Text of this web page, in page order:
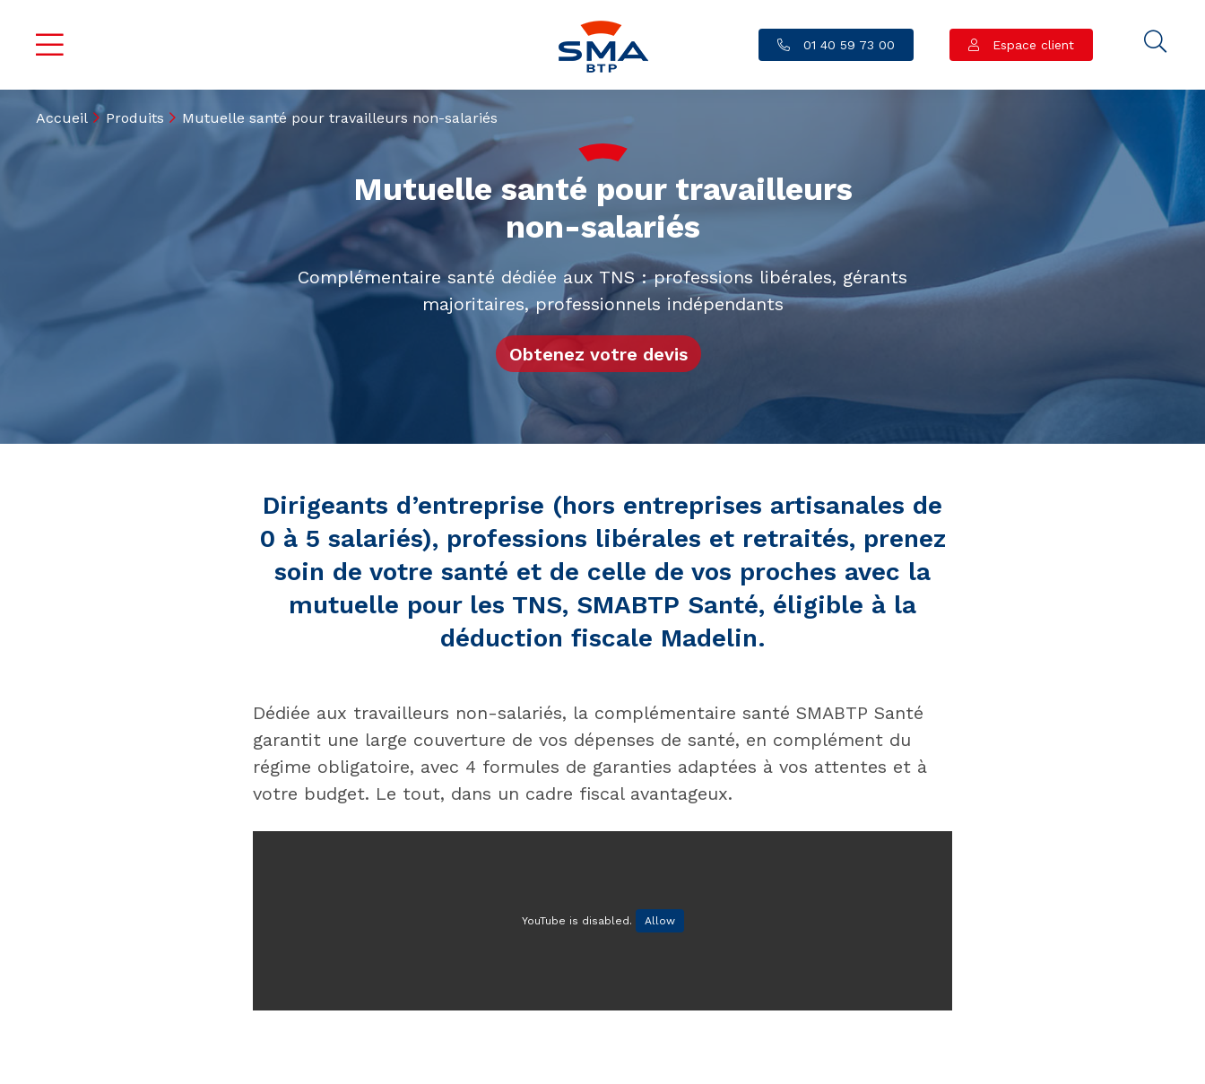
01 40 59 73 00 Espace client
Accueil Produits Mutuelle santé pour travailleurs non-salariés
Mutuelle santé pour travailleurs
non-salariés
Complémentaire santé dédiée aux TNS : professions libérales, gérants
majoritaires, professionnels indépendants
Obtenez votre devis
Dirigeants d’entreprise (hors entreprises artisanales de
0 à 5 salariés), professions libérales et retraités, prenez
soin de votre santé et de celle de vos proches avec la
mutuelle pour les TNS, SMABTP Santé, éligible à la
déduction fiscale Madelin.
Dédiée aux travailleurs non-salariés, la complémentaire santé SMABTP Santé
garantit une large couverture de vos dépenses de santé, en complément du
régime obligatoire, avec 4 formules de garanties adaptées à vos attentes et à
votre budget. Le tout, dans un cadre fiscal avantageux.
YouTube is disabled. Allow